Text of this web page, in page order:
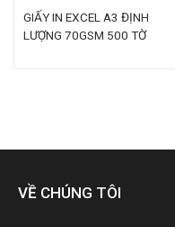
GIẤY IN EXCEL A3 ĐỊNH
LƯỢNG 70GSM 500 TỜ
VỀ CHÚNG TÔI